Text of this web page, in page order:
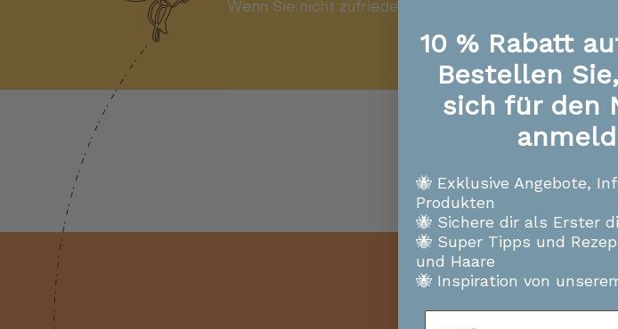
Wenn Sie nicht zufrieden sind, erhalten Sie Ihr
10 % Rabatt
Bestellen
sich für den
🐝 Exklusive Angebote,
Produkten
🐝 Sichere dir als Erster
🐝 Super Tipps und
und Haare
🐝 Inspiration von